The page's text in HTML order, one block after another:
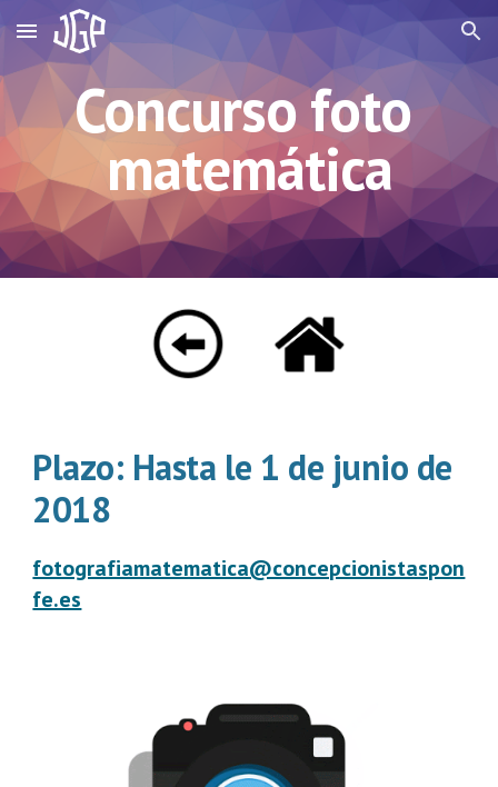
Skip to main content Skip to navigation
Concurso foto
matemática
Plazo: Hasta le 1 de junio de
2018
fotografiamatematica@concepcionistaspon
fe.es